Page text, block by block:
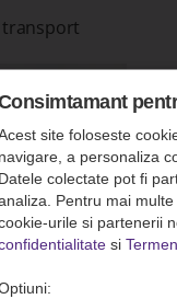
transport
Acest site foloseste
navigare, a personaliza
Datele colectate pot fi
Pentru mai
urile si partenerii
si